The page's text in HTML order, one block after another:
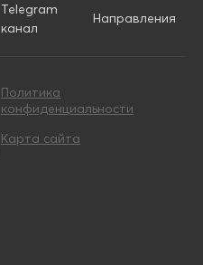
Telegram
канал
Направления
Политика
конфиденциальности
Карта сайта